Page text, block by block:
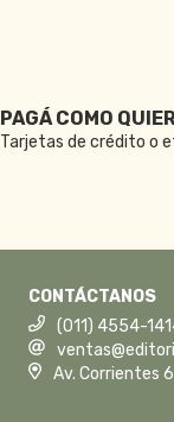
PAGÁ COMO
Tarjetas de crédito o
CONTÁCTANOS
(011) 4554-
Av. Corrientes